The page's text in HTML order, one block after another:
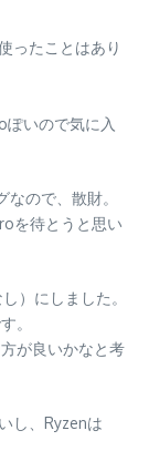
ったことはあり
いので気に入
ので、散財。
を待とうと思い
）にしました。
。
が良いかなと考
し、Ryzenは